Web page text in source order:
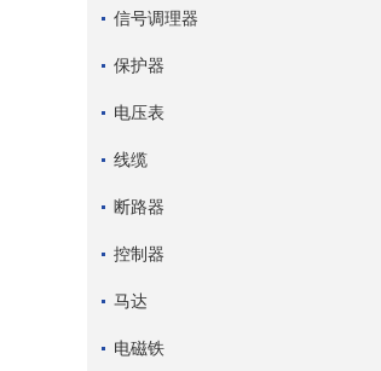
信号调理器
保护器
电压表
线缆
断路器
控制器
马达
电磁铁